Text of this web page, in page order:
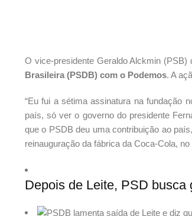
O vice-presidente Geraldo Alckmin (PSB)
Brasileira (PSDB) com o Podemos. A
“Eu fui a sétima assinatura na fundação
país, só ver o governo do presidente
que o PSDB deu uma contribuição ao
reinauguração da fábrica da Coca-Cola,
Depois de Leite, PSD busca